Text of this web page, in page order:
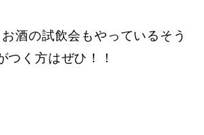
酒の試飲会もやっているそう
つく方はぜひ！！